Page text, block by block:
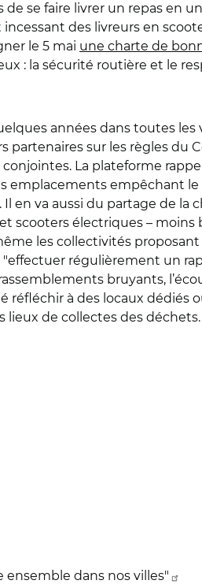
se faire livrer un repas en
des livreurs en
le 5 mai une charte de
: la sécurité routière et le
années dans toutes
partenaires sur les règles du
La plateforme
emplacements empêchant
en va aussi du partage de la
scooters électriques –
les collectivités
régulièrement un
bruyants,
à des locaux dédiés
lieux de collectes des déchets.
ensemble dans nos villes"